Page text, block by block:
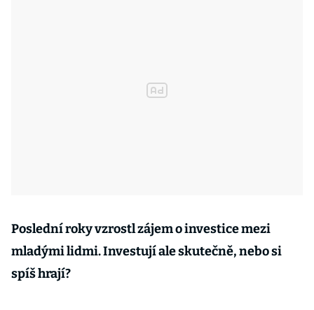
Poslední roky vzrostl zájem o investice mezi
mladými lidmi. Investují ale skutečně, nebo si
spíš hrají?